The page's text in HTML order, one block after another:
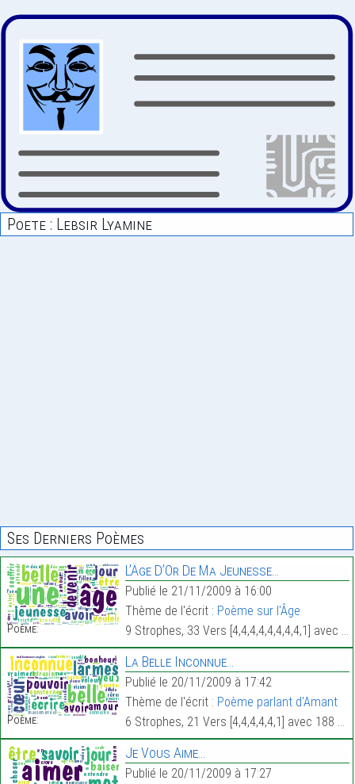
Poete : Lebsir Lyamine
Ses Derniers Poèmes
Poème:
L’Âge D’Or De Ma Jeunesse…
Publié le 21/11/2009 à 16:00
Thème de l'écrit : Poème sur l'Âge
9 Strophes, 33 Vers [4,4,4,4,4,4,4,4,1] avec 305 Mots.
Poème:
La Belle Inconnue…
Publié le 20/11/2009 à 17:42
Thème de l'écrit : Poème parlant d'Amant
6 Strophes, 21 Vers [4,4,4,4,4,1] avec 188 Mots.
Je Vous Aime…
Publié le 20/11/2009 à 17:27